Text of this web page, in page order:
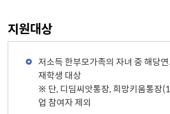
지원대상
저소득 한부모가족의 자녀 중 해당
재학생 대상
※ 단, 디딤씨앗통장, 희망키움통장
업 참여자 제외